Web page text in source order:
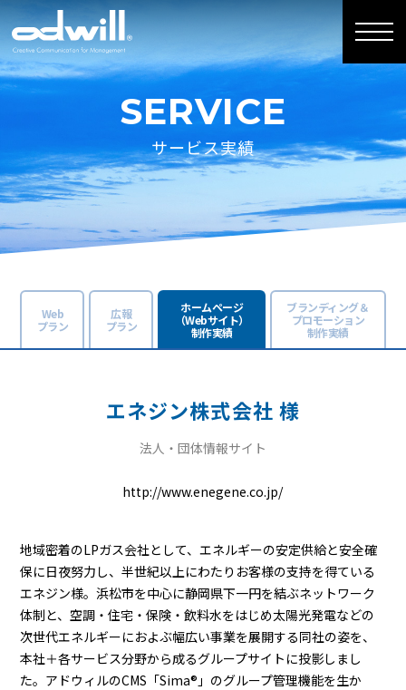
SERVICE
サービス実績
Web
プラン
広報
プラン
ホームページ
（Webサイト）
制作実績
ブランディング＆
プロモーション
制作実績
エネジン株式会社 様
法人・団体情報サイト
http://www.enegene.co.jp/
地域密着のLPガス会社として、エネルギーの安定供給と安全確
保に日夜努力し、半世紀以上にわたりお客様の支持を得ている
エネジン様。浜松市を中心に静岡県下一円を結ぶネットワーク
体制と、空調・住宅・保険・飲料水をはじめ太陽光発電などの
次世代エネルギーにおよぶ幅広い事業を展開する同社の姿を、
本社＋各サービス分野から成るグループサイトに投影しまし
た。アドウィルのCMS「Sima®」のグループ管理機能を生か